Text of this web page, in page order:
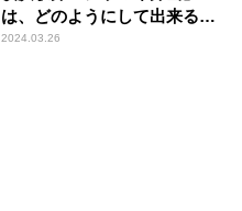
は、どのようにして出来るの
か？
2024.03.26